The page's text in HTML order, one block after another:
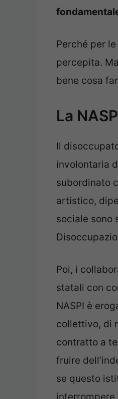
Perché per
percepita.
bene cosa
La
Il
involontaria
subordinato
artistico,
sociale sono
Poi, i
statali con
NASPI è
collettivo, di
contratto a
fruire
se questo